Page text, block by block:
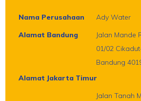
Nama Perusahaan
Ady Water
Alamat Bandung
Jalan Mande
01/02
Bandung
Alamat Jakarta Timur
Jalan Tanah